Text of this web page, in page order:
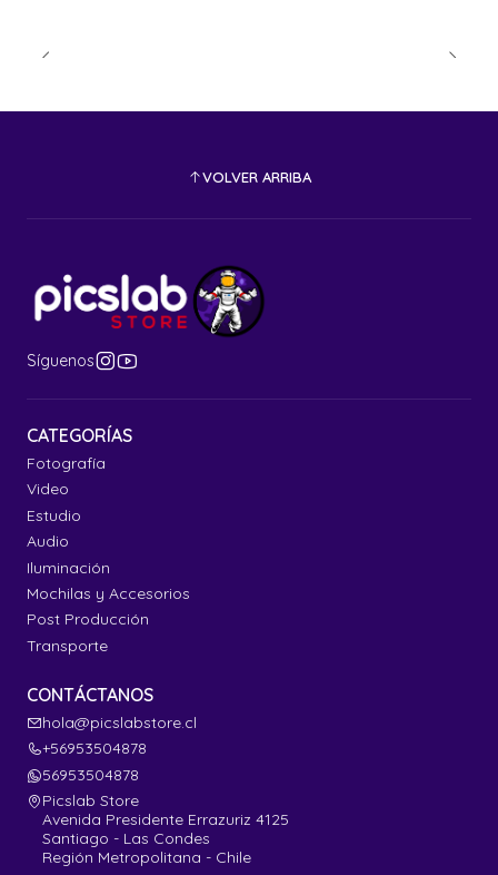
VOLVER ARRIBA
Síguenos
CATEGORÍAS
Fotografía
Video
Estudio
Audio
Iluminación
Mochilas y Accesorios
Post Producción
Transporte
CONTÁCTANOS
hola@picslabstore.cl
+56953504878
56953504878
Picslab Store
Avenida Presidente Errazuriz 4125
Santiago - Las Condes
Región Metropolitana - Chile